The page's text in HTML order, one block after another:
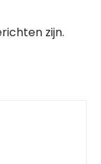
zijn.